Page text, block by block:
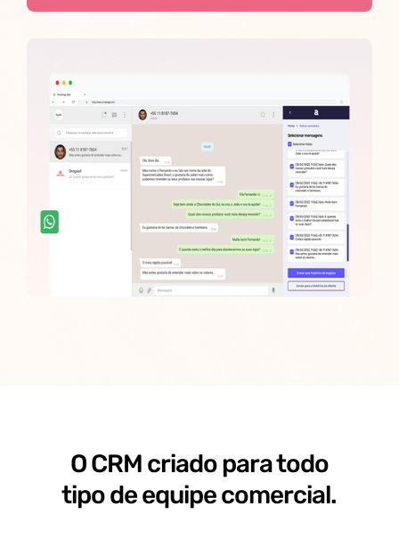
O CRM criado para todo
tipo de equipe comercial.